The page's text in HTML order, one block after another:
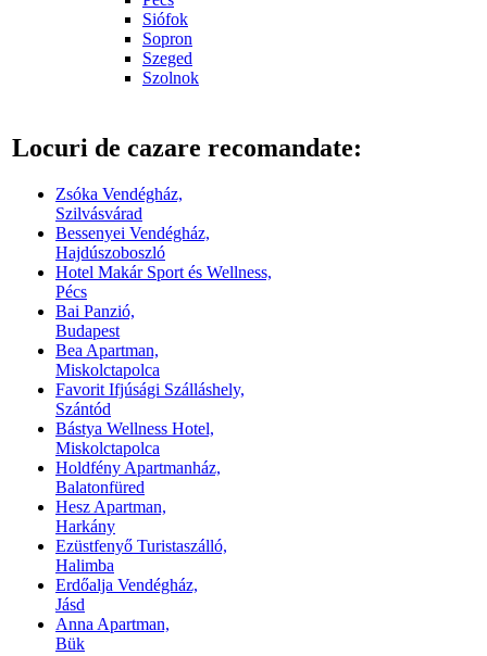
Siófok
Sopron
Szeged
Szolnok
Locuri de cazare recomandate:
Zsóka Vendégház,
Szilvásvárad
Bessenyei Vendégház,
Hajdúszoboszló
Hotel Makár Sport és Wellness,
Pécs
Bai Panzió,
Budapest
Bea Apartman,
Miskolctapolca
Favorit Ifjúsági Szálláshely,
Szántód
Bástya Wellness Hotel,
Miskolctapolca
Holdfény Apartmanház,
Balatonfüred
Hesz Apartman,
Harkány
Ezüstfenyő Turistaszálló,
Halimba
Erdőalja Vendégház,
Jásd
Anna Apartman,
Bük